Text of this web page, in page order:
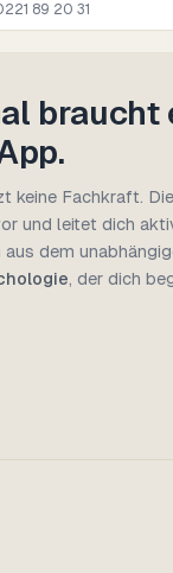
89 20 31
braucht
keine Fachkraft.
und leitet dich
aus dem
, der dich